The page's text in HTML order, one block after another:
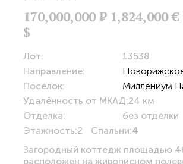
170,000,000Р 1,824,000 €
$
Лот:
13538
Направление:
Посёлок:
Миллениум
Удалённость от МКАД:24 км
Отделка:
без отделки
Этажность:2 Спальни:4
Загородный коттедж площадью
расположен на живописном